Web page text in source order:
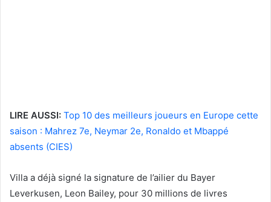
LIRE AUSSI: Top 10 des meilleurs joueurs en Europe cette
saison : Mahrez 7e, Neymar 2e, Ronaldo et Mbappé
absents (CIES)
Villa a déjà signé la signature de l’ailier du Bayer
Leverkusen, Leon Bailey, pour 30 millions de livres